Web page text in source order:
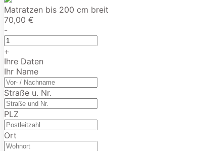
Matratzen bis 200 cm breit
70,00 €
-
+
Ihre Daten
Ihr Name
Straße u. Nr.
PLZ
Ort